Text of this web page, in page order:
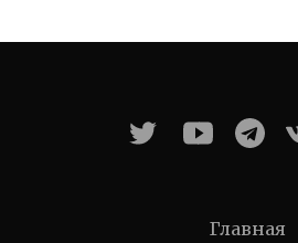
Главная